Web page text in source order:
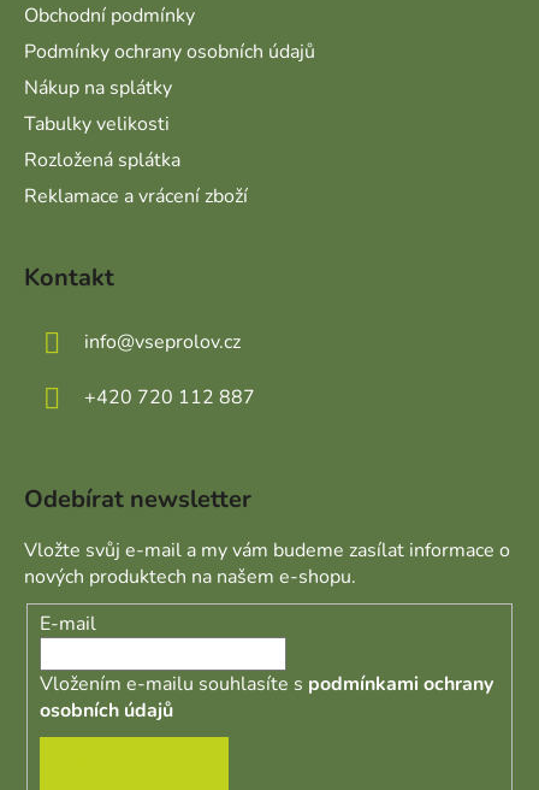
Obchodní podmínky
Podmínky ochrany osobních údajů
Nákup na splátky
Tabulky velikosti
Rozložená splátka
Reklamace a vrácení zboží
Kontakt
info@vseprolov.cz
+420 720 112 887
Odebírat newsletter
Vložte svůj e-mail a my vám budeme zasílat informace o
nových produktech na našem e-shopu.
E-mail
Vložením e-mailu souhlasíte s podmínkami ochrany
osobních údajů